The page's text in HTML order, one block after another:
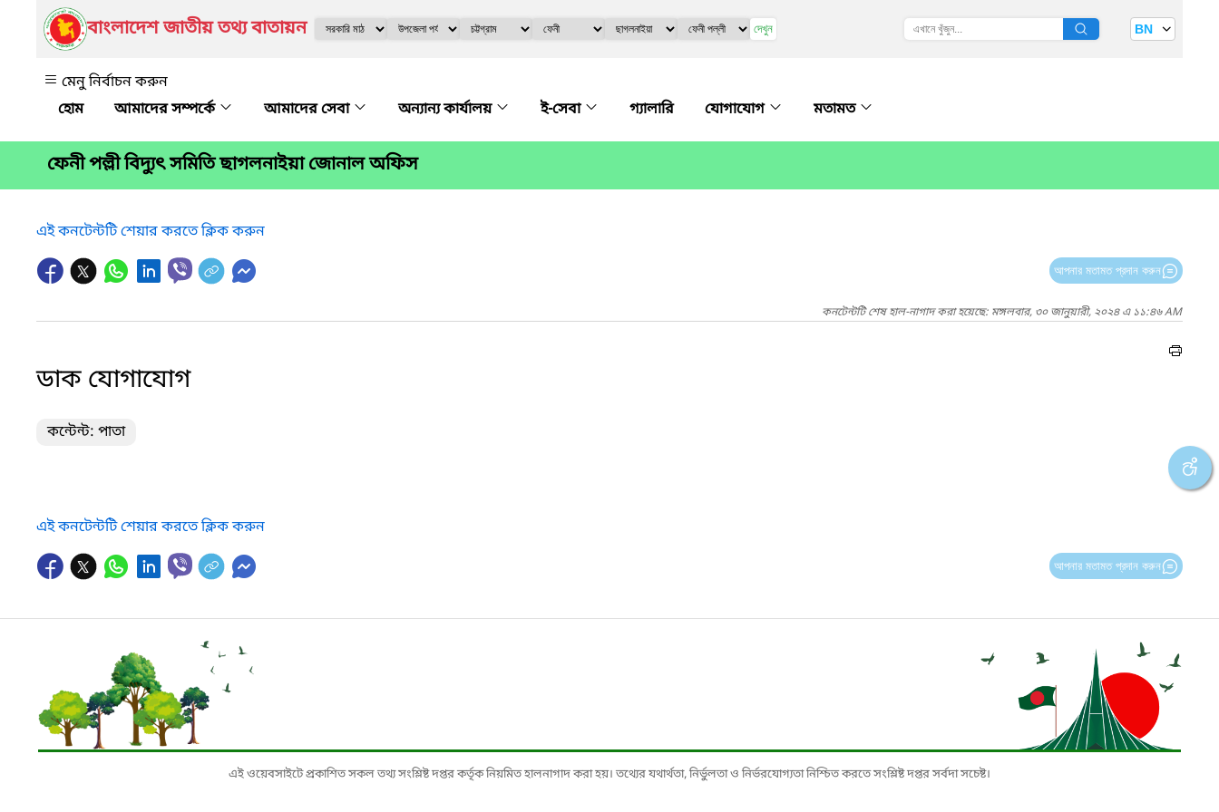
বাংলাদেশ জাতীয় তথ্য বাতায়ন দেখুন BN
মেনু নির্বাচন করুন
আমাদের সম্পর্কে
আমাদের সেবা অন্যান্য কার্যালয় ই-সেবা গ্যালারি যোগাযোগ মতামত
ফেনী পল্লী বিদ্যুৎ সমিতি ছাগলনাইয়া জোনাল অফিস
এই কনটেন্টটি শেয়ার করতে ক্লিক করুন
আপনার মতামত প্রদান করুন
কনটেন্টটি শেষ হাল-নাগাদ করা হয়েছে: মঙ্গলবার, ৩০ জানুয়ারী, ২০২৪ এ ১১:৪৬ AM
ডাক যোগাযোগ
কন্টেন্ট: পাতা
এই কনটেন্টটি শেয়ার করতে ক্লিক করুন
আপনার মতামত প্রদান করুন
এই ওয়েবসাইটে প্রকাশিত সকল তথ্য সংশ্লিষ্ট দপ্তর কর্তৃক নিয়মিত হালনাগাদ করা হয়। তথ্যের যথার্থতা, নির্ভুলতা ও নির্ভরযোগ্যতা নিশ্চিত করতে সংশ্লিষ্ট দপ্তর সর্বদা সচেষ্ট।